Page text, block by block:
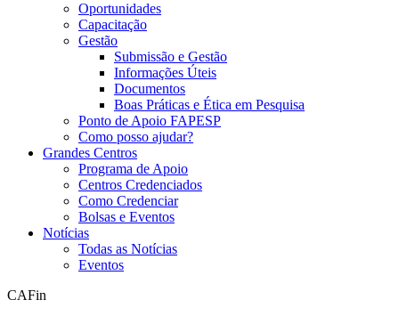
Oportunidades
Capacitação
Gestão
Submissão e Gestão
Informações Úteis
Documentos
Boas Práticas e Ética em Pesquisa
Ponto de Apoio FAPESP
Como posso ajudar?
Grandes Centros
Programa de Apoio
Centros Credenciados
Como Credenciar
Bolsas e Eventos
Notícias
Todas as Notícias
Eventos
CAFin